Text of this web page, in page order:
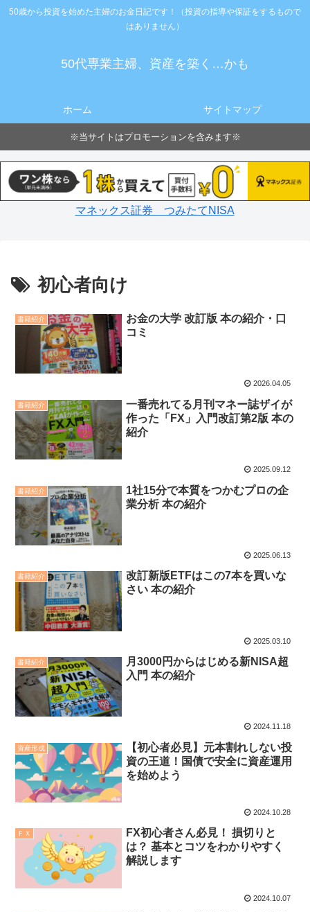
50歳から投資を始めた主婦のお金日記です！（投資の指導や保証をするもので
はありません）
50代専業主婦、資産を築く…かも
ホーム サイトマップ
※当サイトはプロモーションを含みます※
マネックス証券 つみたてNISA
初心者向け
書籍紹介
お金の大学 改訂版 本の紹介・口
コミ
2026.04.05
書籍紹介
一番売れてる月刊マネー誌ザイが
作った「FX」入門改訂第2版 本の
紹介
2025.09.12
書籍紹介
1社15分で本質をつかむプロの企
業分析 本の紹介
2025.06.13
書籍紹介
改訂新版ETFはこの7本を買いな
さい 本の紹介
2025.03.10
書籍紹介
月3000円からはじめる新NISA超
入門 本の紹介
2024.11.18
資産形成
【初心者必見】元本割れしない投
資の王道！国債で安全に資産運用
を始めよう
2024.10.28
ＦＸ
FX初心者さん必見！ 損切りと
は？ 基本とコツをわかりやすく
解説します
2024.10.07